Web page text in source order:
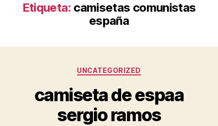
Etiqueta: camisetas comunistas
españa
Categorías
UNCATEGORIZED
camiseta de espaa
sergio ramos